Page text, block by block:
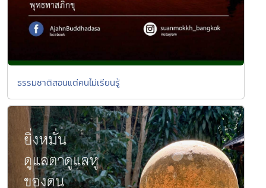
ธรรมชาติสอนแต่คนไม่เรียนรู้